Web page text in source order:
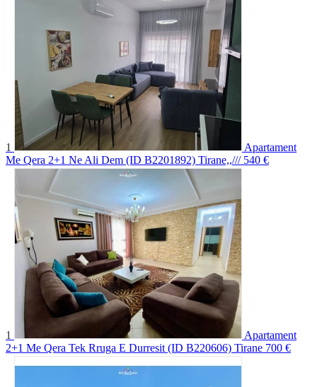
1
Apartament
Me Qera 2+1 Ne Ali Dem (ID B2201892) Tirane,,/// 540 €
1
Apartament
2+1 Me Qera Tek Rruga E Durresit (ID B220606) Tirane 700 €